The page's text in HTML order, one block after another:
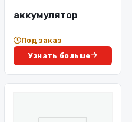
аккумулятор
Под заказ
Узнать больше